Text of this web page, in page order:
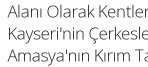
Alanı Olarak
Kayseri'nin
Amasya'nın Kırım